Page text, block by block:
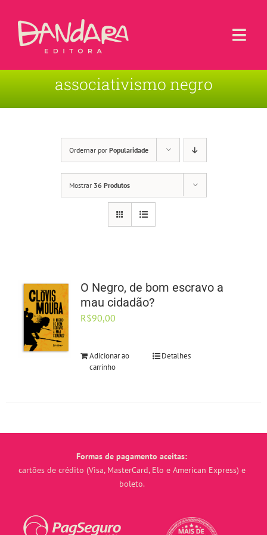
Sobre a Editora
associativismo negro
Ordernar por Popularidade
Mostrar 36 Produtos
O Negro, de bom escravo a
mau cidadão?
R$90,00
Adicionar ao
carrinho
Detalhes
Formas de pagamento aceitas:
cartões de crédito (Visa, MasterCard, Elo e American Express) e
boleto.